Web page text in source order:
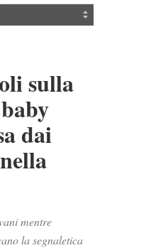
sulla
dai
mentre
la segnaletica